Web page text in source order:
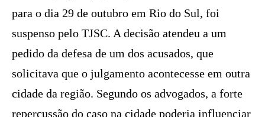
para o dia 29 de outubro em Rio do Sul, foi
suspenso pelo TJSC. A decisão atendeu a um
pedido da defesa de um dos acusados, que
solicitava que o julgamento acontecesse em outra
cidade da região. Segundo os advogados, a forte
repercussão do caso na cidade poderia influenciar